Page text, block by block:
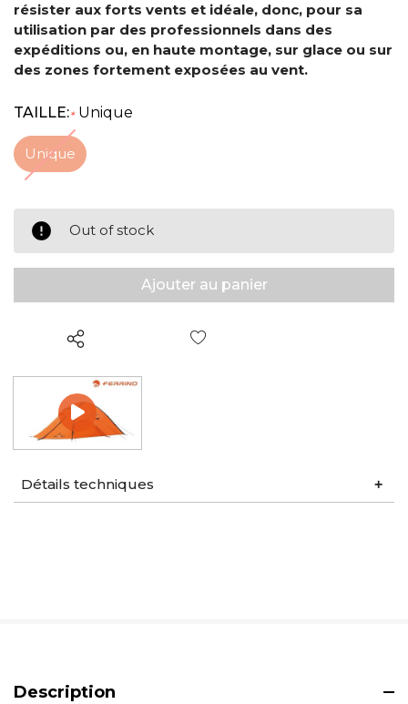
résister aux forts vents et idéale, donc, pour sa
utilisation par des professionnels dans des
expéditions ou, en haute montage, sur glace ou sur
des zones fortement exposées au vent.
TAILLE:* Unique
Unique
Out of stock
Détails techniques
Description